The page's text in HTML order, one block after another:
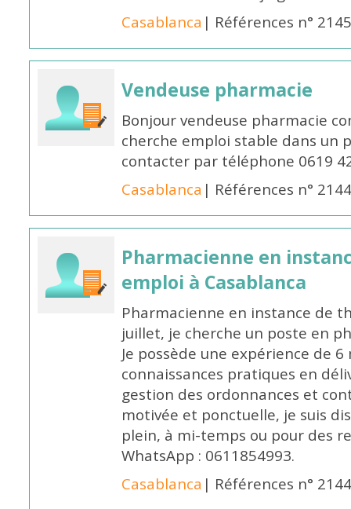
Casablanca | Références n°
Vendeuse pharmacie
Bonjour vendeuse pharmacie
cherche emploi stable dans un
contacter par téléphone 0619
Casablanca | Références n°
Pharmacienne en
emploi à Casablanca
Pharmacienne en instance de
juillet, je cherche un poste en
Je possède une expérience de
connaissances pratiques en
gestion des ordonnances et
motivée et ponctuelle, je suis
plein, à mi-temps ou pour des
WhatsApp : 0611854993.
Casablanca | Références n°